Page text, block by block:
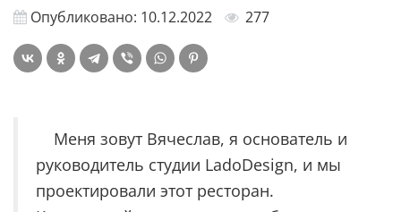
Опубликовано: 10.12.2022 277
Меня зовут Вячеслав, я основатель и
руководитель студии LadoDesign, и мы
проектировали этот ресторан.